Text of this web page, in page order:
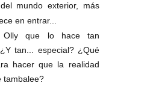
mundo exterior, más
en entrar...
Olly que lo hace tan
tan... especial? ¿Qué
hacer que la realidad
tambalee?